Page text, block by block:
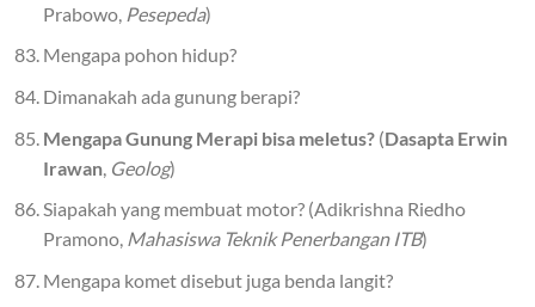
Prabowo, Pesepeda)
Mengapa pohon hidup?
Dimanakah ada gunung berapi?
Mengapa Gunung Merapi bisa meletus?(Dasapta Erwin
Irawan, Geolog)
Siapakah yang membuat motor? (Adikrishna Riedho
Pramono, Mahasiswa Teknik Penerbangan ITB)
Mengapa komet disebut juga benda langit?